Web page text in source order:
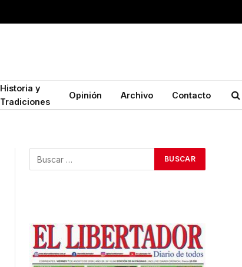
Historia y
Tradiciones
Opinión Archivo Contacto